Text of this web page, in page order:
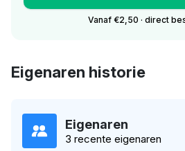
Vanaf €2,50 · direct
Eigenaren historie
Eigenaren
3 recente eigenaren